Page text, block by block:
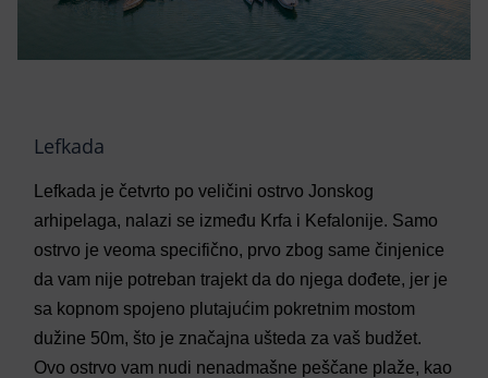
Lefkada
Lefkada je četvrto po veličini ostrvo Jonskog
arhipelaga, nalazi se između Krfa i Kefalonije. Samo
ostrvo je veoma specifično, prvo zbog same činjenice
da vam nije potreban trajekt da do njega dođete, jer je
sa kopnom spojeno plutajućim pokretnim mostom
dužine 50m, što je značajna ušteda za vaš budžet.
Ovo ostrvo vam nudi nenadmašne peščane plaže, kao